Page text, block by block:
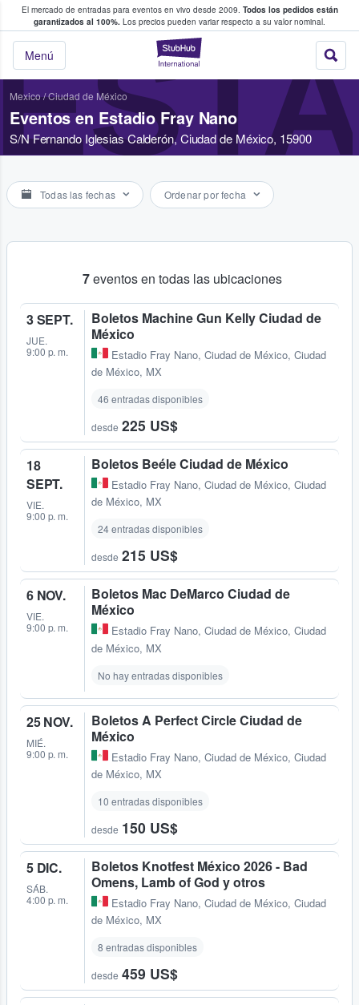
El mercado de entradas para eventos en vivo desde 2009. Todos los pedidos están
garantizados al 100%. Los precios pueden variar respecto a su valor nominal.
StubHub:
Menú
y venta de entradas entre fans
Mexico/Ciudad de México
Eventos en Estadio Fray Nano
S/N Fernando Iglesias Calderón, Ciudad de México, 15900
Todas las fechas Ordenar por fecha
7eventos en todas las ubicaciones
3 SEPT.
JUE.
9:00 p. m.
Boletos Machine Gun Kelly Ciudad de
México
Estadio Fray Nano, Ciudad de México, Ciudad
de México, MX
46 entradas disponibles
desde 225 US$
18
SEPT.
VIE.
9:00 p. m.
Boletos Beéle Ciudad de México
Estadio Fray Nano, Ciudad de México, Ciudad
de México, MX
24 entradas disponibles
desde 215 US$
6 NOV.
VIE.
9:00 p. m.
Boletos Mac DeMarco Ciudad de
México
Estadio Fray Nano, Ciudad de México, Ciudad
de México, MX
No hay entradas disponibles
25 NOV.
MIÉ.
9:00 p. m.
Boletos A Perfect Circle Ciudad de
México
Estadio Fray Nano, Ciudad de México, Ciudad
de México, MX
10 entradas disponibles
desde 150 US$
5 DIC.
SÁB.
4:00 p. m.
Boletos Knotfest México 2026 - Bad
Omens, Lamb of God y otros
Estadio Fray Nano, Ciudad de México, Ciudad
de México, MX
8 entradas disponibles
desde 459 US$